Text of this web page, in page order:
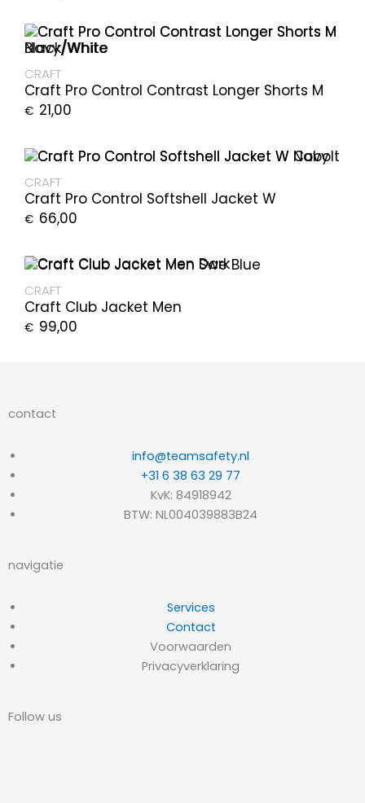
CRAFT
Craft Pro Control Contrast Longer Shorts M
€ 21,00
CRAFT
Craft Pro Control Softshell Jacket W
€ 66,00
CRAFT
Craft Club Jacket Men
€ 99,00
contact
info@teamsafety.nl
+31 6 38 63 29 77
KvK: 84918942
BTW: NL004039883B24
navigatie
Services
Contact
Voorwaarden
Privacyverklaring
Follow us